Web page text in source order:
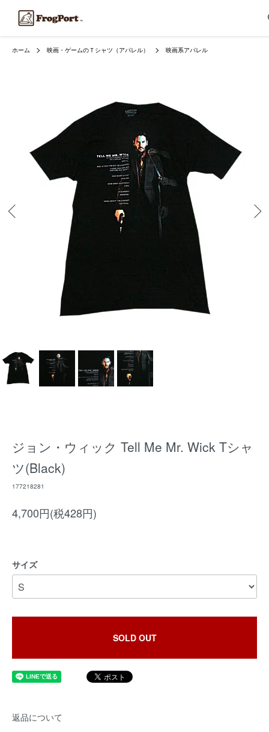
ホーム 映画・ゲームのＴシャツ（アパレル） 映画系アパレル
ジョン・ウィック Tell Me Mr. Wick Tシャ
ツ(Black)
177218281
4,700円(税428円)
サイズ
SOLD OUT
返品について